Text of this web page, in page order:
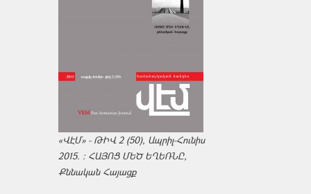
«ՎԷՄ» - ԹԻՎ 2 (50), Ապրիլ-Հունիս
2015. : ՀԱՅՈՑ ՄԵԾ ԵՂԵՌՆԸ,
Քննական Հայացք